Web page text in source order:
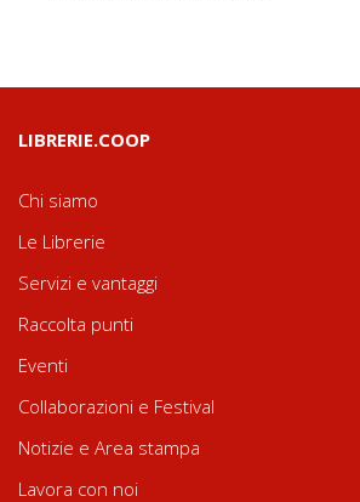
LIBRERIE.COOP
Chi siamo
Le Librerie
Servizi e vantaggi
Raccolta punti
Eventi
Collaborazioni e Festival
Notizie e Area stampa
Lavora con noi